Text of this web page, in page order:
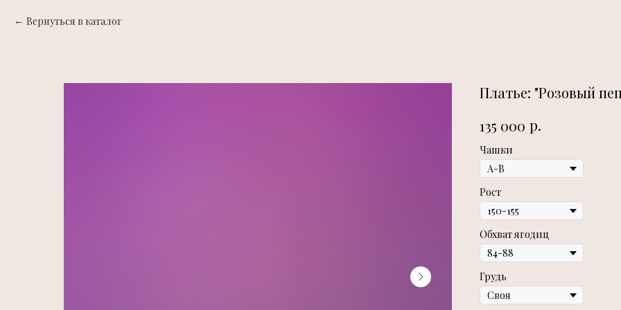
Вернуться в каталог
Платье: "Розовый
135 000 р.
Чашки
Рост
Обхват ягодиц
Грудь